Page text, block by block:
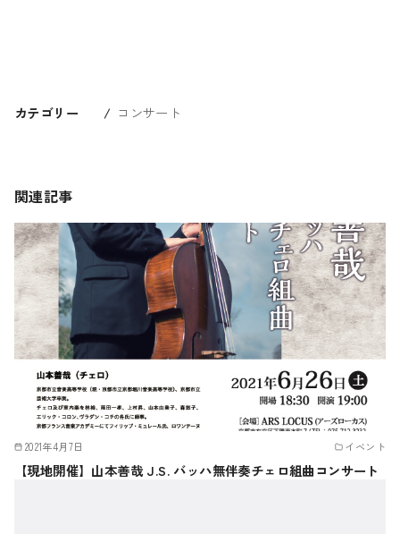
カテゴリー コンサート
関連記事
2021年4月7日 イベント
【現地開催】山本善哉 J.S. バッハ無伴奏チェロ組曲コンサート